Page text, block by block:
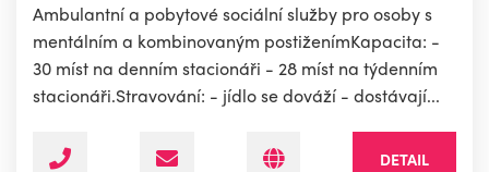
Ambulantní a pobytové sociální služby pro osoby s
mentálním a kombinovaným postiženímKapacita: -
30 míst na denním stacionáři - 28 míst na týdenním
stacionáři.Stravování: - jídlo se dováží - dostávají...
DETAIL